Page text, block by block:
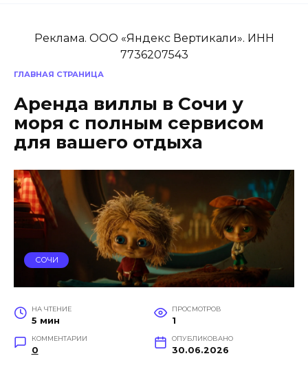
Реклама. ООО «Яндекс Вертикали». ИНН
7736207543
ГЛАВНАЯ СТРАНИЦА
Аренда виллы в Сочи у
моря с полным сервисом
для вашего отдыха
СОЧИ
НА ЧТЕНИЕ
5 мин
ПРОСМОТРОВ
1
КОММЕНТАРИИ
0
ОПУБЛИКОВАНО
30.06.2026